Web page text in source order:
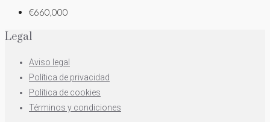
€660,000
Legal
Aviso legal
Política de privacidad
Política de cookies
Términos y condiciones